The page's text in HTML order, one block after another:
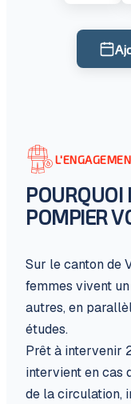
POURQUOI
POMPIER
Sur le canton de
femmes vivent
autres, en
études.
Prêt à intervenir
intervient en cas
de la circulation,